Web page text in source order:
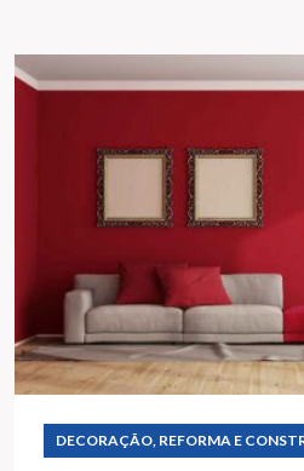
DECORAÇÃO, REFORMA E